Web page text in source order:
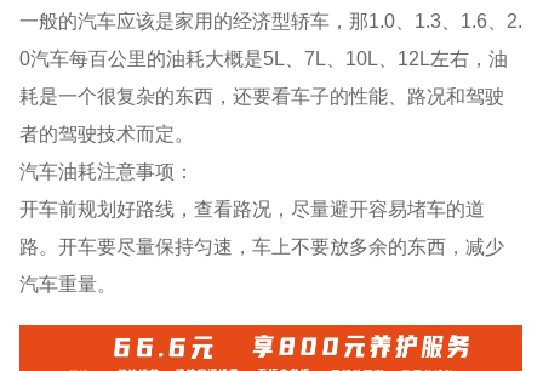
一般的汽车应该是家用的经济型轿车，那1.0、1.3、1.6、2.
0汽车每百公里的油耗大概是5L、7L、10L、12L左右，油
耗是一个很复杂的东西，还要看车子的性能、路况和驾驶
者的驾驶技术而定。
汽车油耗注意事项：
开车前规划好路线，查看路况，尽量避开容易堵车的道
路。开车要尽量保持匀速，车上不要放多余的东西，减少
汽车重量。